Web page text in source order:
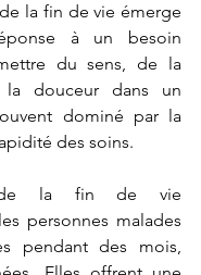
la fin de vie émerge
à un besoin
du sens, de la
douceur dans un
dominé par la
des soins.
de la fin de vie
personnes malades
pendant des mois,